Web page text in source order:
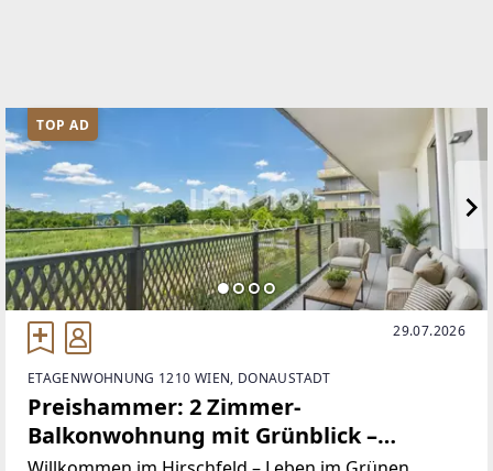
TOP AD
29.07.2026
ETAGENWOHNUNG 1210 WIEN, DONAUSTADT
Preishammer: 2 Zimmer-
Balkonwohnung mit Grünblick –
provisionsfrei nahe U1